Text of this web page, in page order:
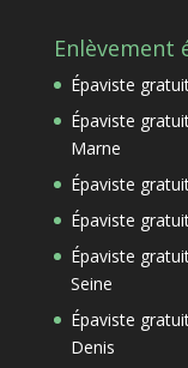
Enlèvement
Épaviste
Épaviste
Marne
Épaviste
Épaviste
Épaviste
Seine
Épaviste
Denis